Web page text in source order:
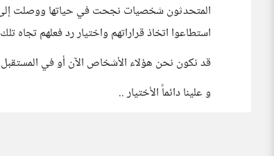
المتحدثون شخصيات نجحت في حياتها ووصلت إلى
استطاعوا اتخاذ قراراتهم واختيار رد فعلهم تجاه
قد نكون نحن هؤلاء الأشخاص الآن أو في
و علينا دائماً الأختيار ..